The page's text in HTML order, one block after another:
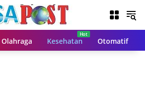
Olahraga Kesehatan Otomatif